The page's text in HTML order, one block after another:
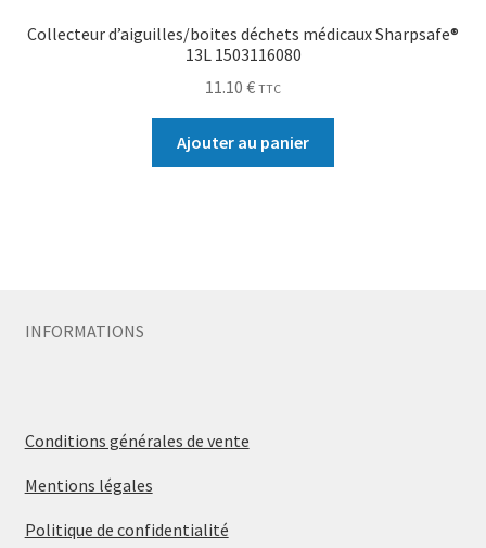
Collecteur d’aiguilles/boites déchets médicaux Sharpsafe®
13L 1503116080
11.10 € TTC
Ajouter au panier
INFORMATIONS
Conditions générales de vente
Mentions légales
Politique de confidentialité